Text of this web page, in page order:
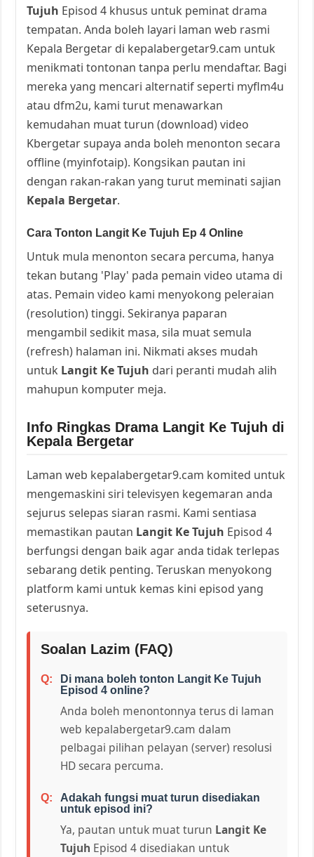
Tujuh Episod 4 khusus untuk peminat drama
tempatan. Anda boleh layari laman web rasmi
Kepala Bergetar di kepalabergetar9.cam untuk
menikmati tontonan tanpa perlu mendaftar. Bagi
mereka yang mencari alternatif seperti myflm4u
atau dfm2u, kami turut menawarkan
kemudahan muat turun (download) video
Kbergetar supaya anda boleh menonton secara
offline (myinfotaip). Kongsikan pautan ini
dengan rakan-rakan yang turut meminati sajian
Kepala Bergetar.
Cara Tonton Langit Ke Tujuh Ep 4 Online
Untuk mula menonton secara percuma, hanya
tekan butang 'Play' pada pemain video utama di
atas. Pemain video kami menyokong peleraian
(resolution) tinggi. Sekiranya paparan
mengambil sedikit masa, sila muat semula
(refresh) halaman ini. Nikmati akses mudah
untuk Langit Ke Tujuh dari peranti mudah alih
mahupun komputer meja.
Info Ringkas Drama Langit Ke Tujuh di
Kepala Bergetar
Laman web kepalabergetar9.cam komited untuk
mengemaskini siri televisyen kegemaran anda
sejurus selepas siaran rasmi. Kami sentiasa
memastikan pautan Langit Ke Tujuh Episod 4
berfungsi dengan baik agar anda tidak terlepas
sebarang detik penting. Teruskan menyokong
platform kami untuk kemas kini episod yang
seterusnya.
Soalan Lazim (FAQ)
Di mana boleh tonton Langit Ke Tujuh
Episod 4 online?
Anda boleh menontonnya terus di laman
web kepalabergetar9.cam dalam
pelbagai pilihan pelayan (server) resolusi
HD secara percuma.
Adakah fungsi muat turun disediakan
untuk episod ini?
Ya, pautan untuk muat turun Langit Ke
Tujuh Episod 4 disediakan untuk